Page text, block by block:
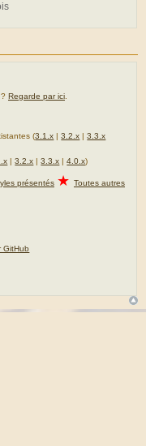
Regarde par ici
(3.1.x |3.2.x |3.3.x
|3.2.x |3.3.x |4.0.x)
présentés ★ Toutes autres
GitHub